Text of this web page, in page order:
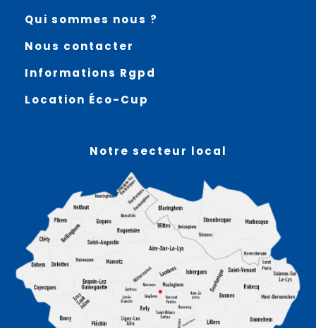
Qui sommes nous ?
Nous contacter
Informations Rgpd
Location Éco-Cup
Notre secteur local